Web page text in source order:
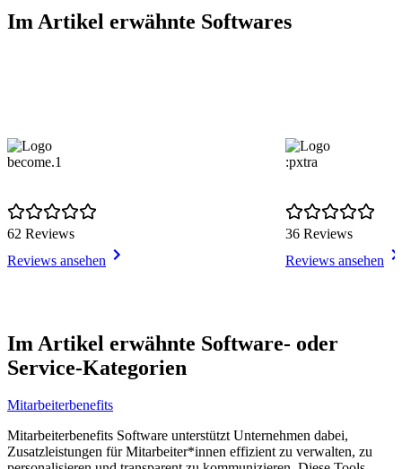
Im Artikel erwähnte Softwares
become.1
62 Reviews
Reviews ansehen
:pxtra
36 Reviews
Reviews ansehen
1
of
5
Im Artikel erwähnte Software- oder
Service-Kategorien
Mitarbeiterbenefits
Mitarbeiterbenefits Software unterstützt Unternehmen dabei,
Zusatzleistungen für Mitarbeiter*innen effizient zu verwalten, zu